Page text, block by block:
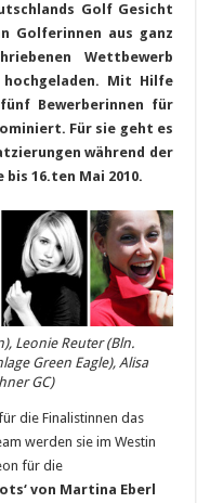
Golf Gesicht
Golferinnen aus ganz
Wettbewerb
Mit Hilfe
Bewerberinnen für
Für sie geht es
während der
16.ten Mai 2010.
Leonie Reuter (Bln.
Green Eagle), Alisa
GC)
die Finalistinnen das
werden sie im Westin
für die
von Martina Eberl